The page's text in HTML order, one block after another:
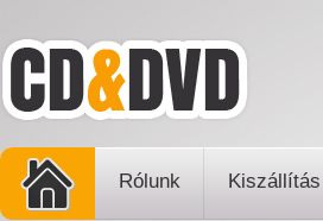
Rólunk Kiszállítás